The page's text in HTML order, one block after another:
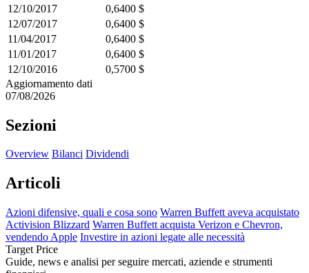
12/10/2017
0,6400 $
12/07/2017
0,6400 $
11/04/2017
0,6400 $
11/01/2017
0,6400 $
12/10/2016
0,5700 $
Aggiornamento dati
07/08/2026
Sezioni
Overview Bilanci Dividendi
Articoli
Azioni difensive, quali e cosa sono Warren Buffett aveva acquistato
Activision Blizzard Warren Buffett acquista Verizon e Chevron,
vendendo Apple Investire in azioni legate alle necessità
Target Price
Guide, news e analisi per seguire mercati, aziende e strumenti